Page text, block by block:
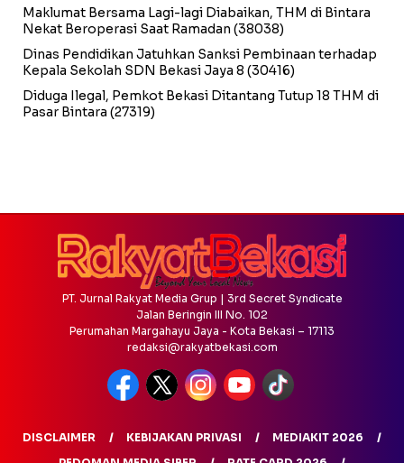
Maklumat Bersama Lagi-lagi Diabaikan, THM di Bintara
Nekat Beroperasi Saat Ramadan (38038)
Dinas Pendidikan Jatuhkan Sanksi Pembinaan terhadap
Kepala Sekolah SDN Bekasi Jaya 8 (30416)
Diduga Ilegal, Pemkot Bekasi Ditantang Tutup 18 THM di
Pasar Bintara (27319)
PT. Jurnal Rakyat Media Grup | 3rd Secret Syndicate
Jalan Beringin III No. 102
Perumahan Margahayu Jaya - Kota Bekasi – 17113
redaksi@rakyatbekasi.com
DISCLAIMER KEBIJAKAN PRIVASI
MEDIAKIT 2026